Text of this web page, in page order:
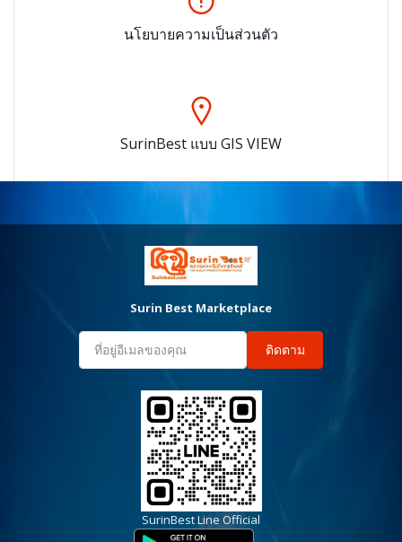
นโยบายความเป็นส่วนตัว
SurinBest แบบ GIS VIEW
Surin Best Marketplace
ติดตาม
SurinBest Line Official